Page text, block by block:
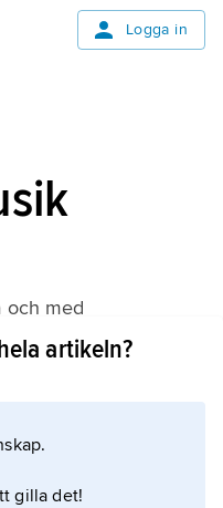
Logga in
och med
till den europeiska
1380–1814
intimt
artikeln?
gilla det!